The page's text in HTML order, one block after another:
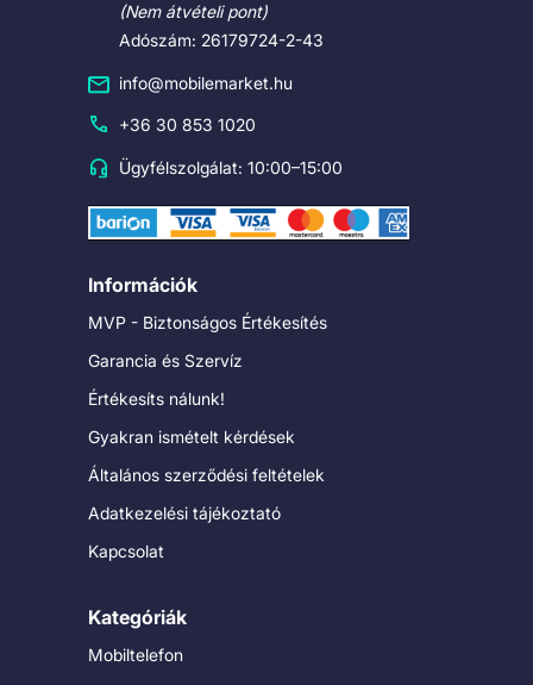
(Nem átvételi pont)
Adószám: 26179724-2-43
info@mobilemarket.hu
+36 30 853 1020
Ügyfélszolgálat: 10:00–15:00
Információk
MVP - Biztonságos Értékesítés
Garancia és Szervíz
Értékesíts nálunk!
Gyakran ismételt kérdések
Általános szerződési feltételek
Adatkezelési tájékoztató
Kapcsolat
Kategóriák
Mobiltelefon